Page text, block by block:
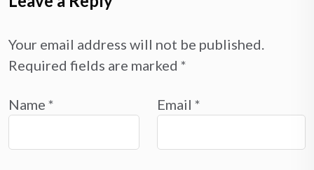
Your email address will not be published.
Required fields are marked *
Name * Email *